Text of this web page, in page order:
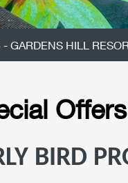
GARDENS HILL
Offers
BIRD